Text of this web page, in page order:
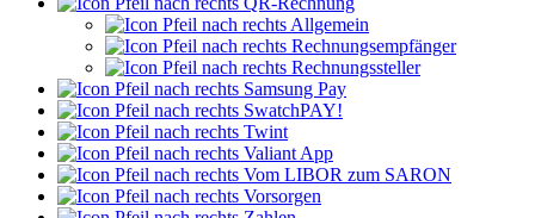
Allgemein
Rechnungsempfänger
Rechnungssteller
Samsung Pay
SwatchPAY!
Twint
Valiant App
Vom LIBOR zum SARON
Vorsorgen